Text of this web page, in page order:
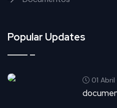
Popular Updates
01